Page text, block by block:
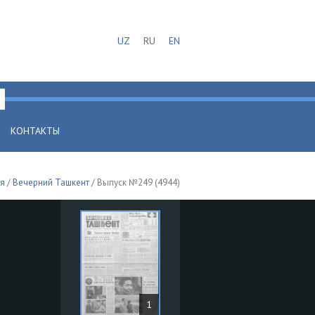
UZ RU EN
КОНТАКТЫ
/Вечерний Ташкент/ Выпуск №249 (4944)
1